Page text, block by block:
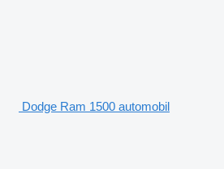
Dodge Ram 1500 automobil